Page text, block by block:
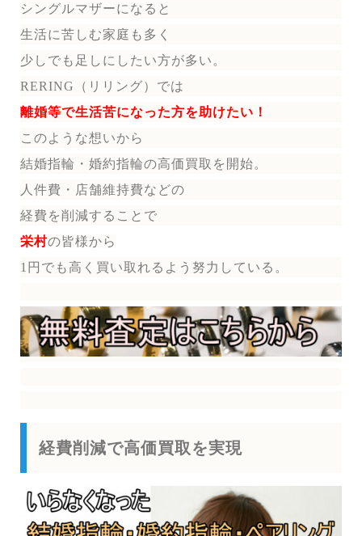
シングルマザーになると
生活に苦しむ家庭も多く
少しでも足しにしたい方が多い。
RERING（リリング）では
離婚等で生活苦になった方を助けたい！
このような想いから
結婚指輪・婚約指輪の高価買取を開始。
人件費・店舗維持費などの
経費を削減することで
栄村の皆様から
1円でも高く買い取れるよう努力している。
経費削減で高価買取を実現